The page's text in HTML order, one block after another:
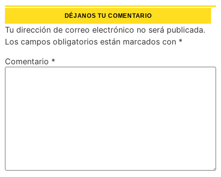
DÉJANOS TU COMENTARIO
Tu dirección de correo electrónico no será publicada.
Los campos obligatorios están marcados con *
Comentario *